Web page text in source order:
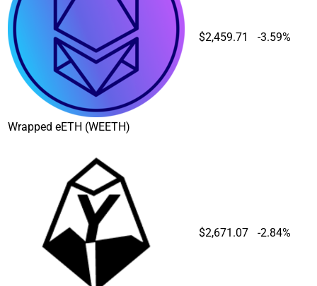
Wrapped eETH (WEETH)
$2,459.71 -3.59%
$2,671.07 -2.84%